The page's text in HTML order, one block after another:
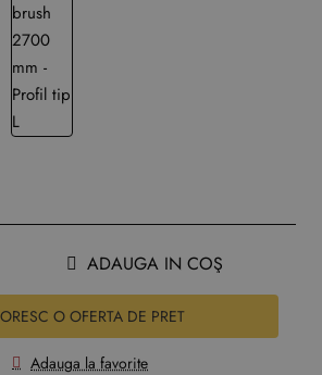
ADAUGA IN COŞ
O OFERTA DE PRET
Adauga la favorite